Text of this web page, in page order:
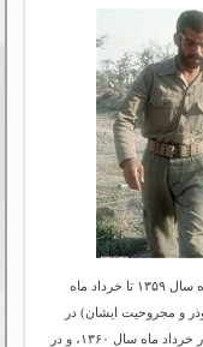
حضرت آیت الله خامنه‌ای از اوایل جنگ تحمیلی در مهر ماه سال ۱۳۵۹ تا خرداد ماه
و مجروحیت ایشان) در
منطقه عملیات در اهواز استقرار داشتند. ایشان همچنین در خرداد ماه سال ۱۳۶۰، و در